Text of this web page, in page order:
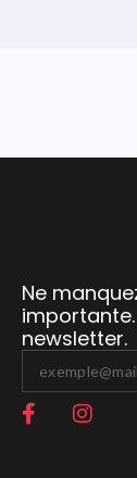
Ne
newsletter.